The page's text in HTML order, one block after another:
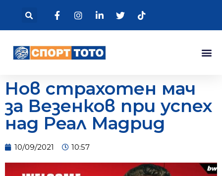
Нов страхотен мач
за Везенков при успех
над Реал Мадрид
10/09/2021 10:57